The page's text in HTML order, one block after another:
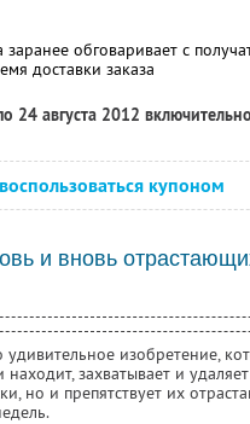
обговаривает с
доставки заказа
24 августа 2012 включительно
купоном
и вновь
удивительное изобретение,
находит, захватывает и удаляет
но и препятствует их